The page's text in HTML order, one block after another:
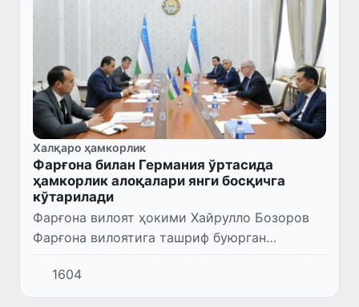
Халқаро ҳамкорлик
Фарғона билан Германия ўртасида
ҳамкорлик алоқалари янги босқичга
кўтарилади
Фарғона вилоят ҳокими Хайрулло Бозоров
Фарғона вилоятига ташриф буюрган
Германиянинг Ўзбекистондаги янги
фавқулодда ва мухтор элчиси Тило
Клиннерни ва мамлакатимизда фаолият
1604